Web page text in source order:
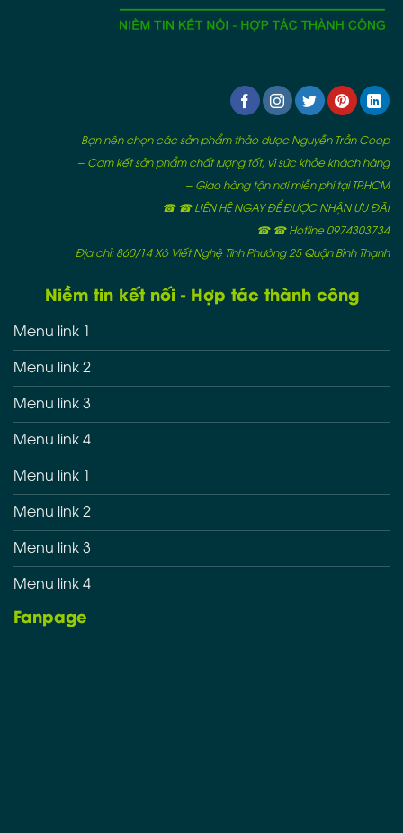
Bạn nên chọn các sản phẩm thảo dược Nguyễn Trần Coop
– Cam kết sản phẩm chất lượng tốt, vì sức khỏe khách hàng
– Giao hàng tận nơi miễn phí tại TP.HCM
☎ ☎ LIÊN HỆ NGAY ĐỂ ĐƯỢC NHẬN ƯU ĐÃI
☎ ☎ Hotline 0974303734
Địa chỉ: 860/14 Xô Viết Nghệ Tĩnh Phường 25 Quận Bình Thạnh
Niềm tin kết nối - Hợp tác thành công
Menu link 1
Menu link 2
Menu link 3
Menu link 4
Menu link 1
Menu link 2
Menu link 3
Menu link 4
Fanpage